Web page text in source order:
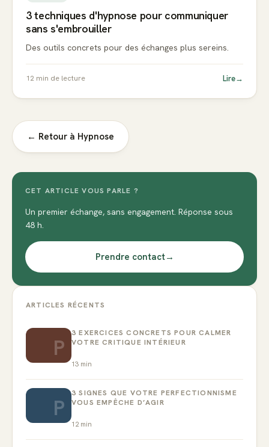
3 techniques d'hypnose pour communiquer
sans s'embrouiller
Des outils concrets pour des échanges plus sereins.
12 min de lecture Lire→
← Retour à Hypnose
CET ARTICLE VOUS PARLE ?
Un premier échange, sans engagement. Réponse sous
48 h.
Prendre contact→
ARTICLES RÉCENTS
P
3 EXERCICES CONCRETS POUR CALMER
VOTRE CRITIQUE INTÉRIEUR
13 min
P
3 SIGNES QUE VOTRE PERFECTIONNISME
VOUS EMPÊCHE D’AGIR
12 min